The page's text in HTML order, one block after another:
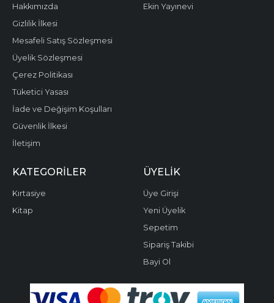
Hakkımızda
Gizlilik İlkesi
Mesafeli Satış Sözleşmesi
Üyelik Sözleşmesi
Çerez Politikası
Tüketici Yasası
İade ve Değişim Koşulları
Güvenlik İlkesi
İletişim
Ekin Yayınevi
KATEGORILER
Kırtasiye
Kitap
ÜYELIK
Üye Girişi
Yeni Üyelik
Sepetim
Sipariş Takibi
Bayi Ol